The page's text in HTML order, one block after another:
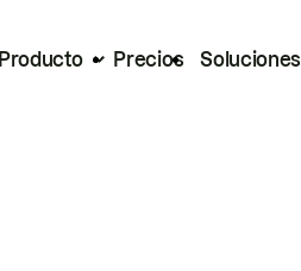
Producto Precios Soluciones